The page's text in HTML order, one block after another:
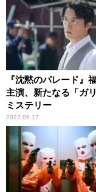
『沈黙のパレード』
主演、新たなる「ガリ
ミステリー
2022.09.17